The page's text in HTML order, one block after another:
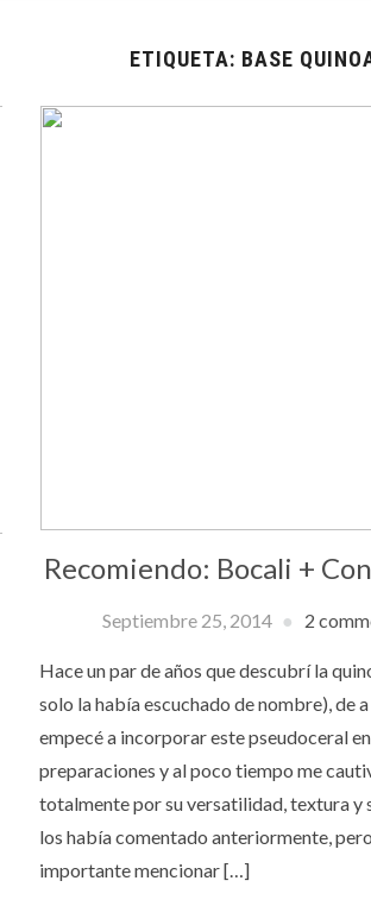
ETIQUETA: BASE
Recomiendo: Bocali +
Septiembre 25, 2014 2
Hace un par de años que descubrí la
solo la había escuchado de nombre), de
empecé a incorporar este pseudoceral
preparaciones y al poco tiempo me
totalmente por su versatilidad, textura y
los había comentado anteriormente,
importante mencionar […]